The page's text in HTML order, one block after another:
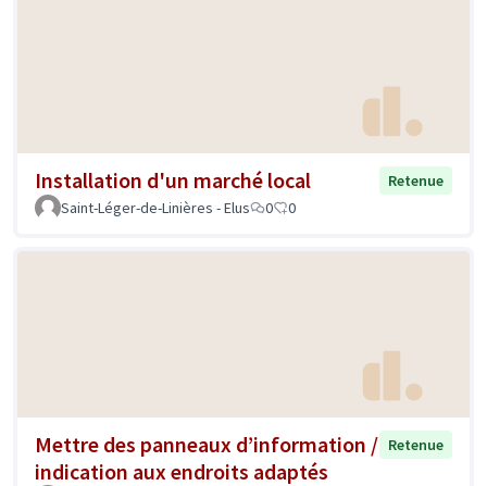
Installation d'un marché local
Retenue
Saint-Léger-de-Linières - Elus
0 0
Mettre des panneaux d’information /
indication aux endroits adaptés
Retenue